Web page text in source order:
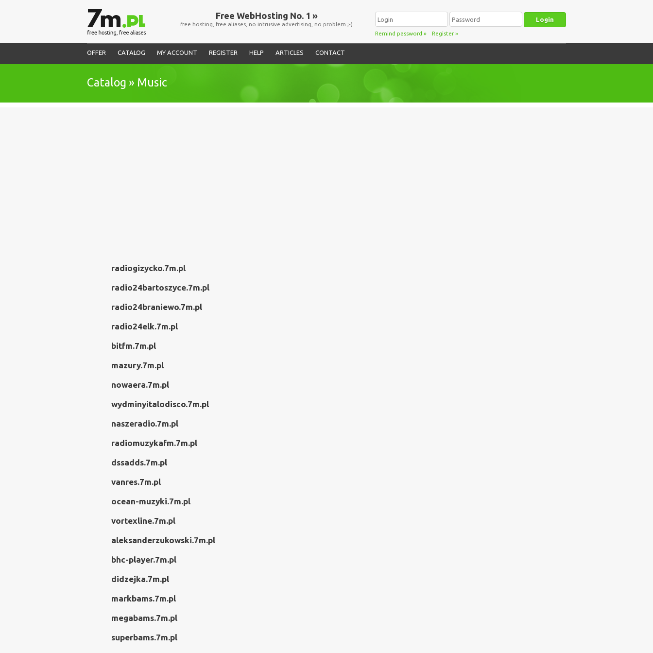
Free WebHosting No. 1 »
free hosting, free aliases, no intrusive advertising, no problem ;-)
Remind password » Register»
OFFER CATALOG MY ACCOUNT REGISTER HELP ARTICLES CONTACT
Catalog » Music
radiogizycko.7m.pl
radio24bartoszyce.7m.pl
radio24braniewo.7m.pl
radio24elk.7m.pl
bitfm.7m.pl
mazury.7m.pl
nowaera.7m.pl
wydminyitalodisco.7m.pl
naszeradio.7m.pl
radiomuzykafm.7m.pl
dssadds.7m.pl
vanres.7m.pl
ocean-muzyki.7m.pl
vortexline.7m.pl
aleksanderzukowski.7m.pl
bhc-player.7m.pl
didzejka.7m.pl
markbams.7m.pl
megabams.7m.pl
superbams.7m.pl